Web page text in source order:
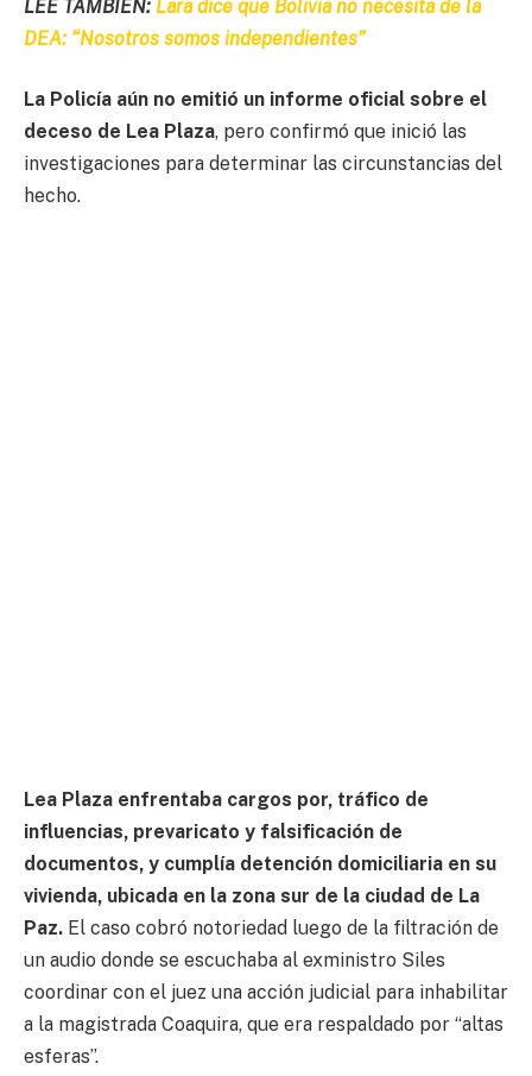
LEE TAMBIÉN: Lara dice que Bolivia no necesita de la
DEA: “Nosotros somos independientes”
La Policía aún no emitió un informe oficial sobre el
deceso de Lea Plaza, pero confirmó que inició las
investigaciones para determinar las circunstancias del
hecho.
Lea Plaza enfrentaba cargos por, tráfico de
influencias, prevaricato y falsificación de
documentos, y cumplía detención domiciliaria en su
vivienda, ubicada en la zona sur de la ciudad de La
Paz. El caso cobró notoriedad luego de la filtración de
un audio donde se escuchaba al exministro Siles
coordinar con el juez una acción judicial para inhabilitar
a la magistrada Coaquira, que era respaldado por “altas
esferas”.